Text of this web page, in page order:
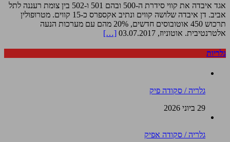
אגד איבדה את קווי סידרת ה-500 ובהם 501 ו-502 בין צומת רעננה לתל
אביב. דן איבדה שלושה קווים ונתיב אקספרס כ-15 קווים. מטרופולין
תרכוש 450 אוטובוסים חדשים, 20% מהם עם מערכות הנעה
אלטרנטיבית. אוטוניוז, 03.07.2017
[…]
גלריות
גלריה / סקודה פיק
29 ביוני 2026
גלריה / סקודה אפיק